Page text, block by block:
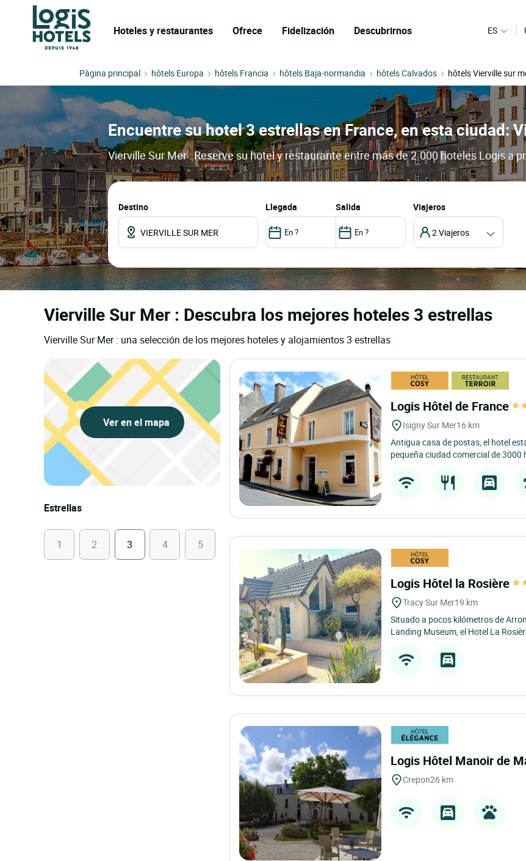
Hoteles y restaurantes Ofrece Fidelización Descubrirnos ES
Pàgina principal hôtels Europa hôtels Francia hôtels Baja-normandia hôtels Calvados hôtels Vierville sur
Encuentre su hotel 3 estrellas en France, en esta ciudad:
Vierville Sur Mer : Reserve su hotel y restaurante entre más de 2.000 hoteles Logis a
Destino llegada salida Viajeros
2 Viajeros
Vierville Sur Mer : Descubra los mejores hoteles 3 estrellas
Vierville Sur Mer : una selección de los mejores hoteles y alojamientos 3 estrellas
Ver en el mapa
Estrellas
1 2 3 4 5
Logis Hôtel de France
Isigny Sur Mer16 km
Antigua casa de postas, el hotel
pequeña ciudad comercial de
Logis Hôtel la Rosière
Tracy Sur Mer19 km
Situado a pocos kilómetros de
Landing Museum, el Hotel La
Logis Hôtel Manoir de
Crepon26 km